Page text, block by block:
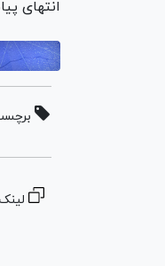
انتهای